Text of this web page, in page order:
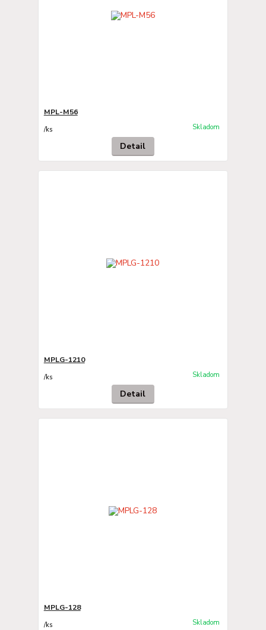
MPL-M56
/ks Skladom
Detail
MPLG-1210
/ks Skladom
Detail
MPLG-128
/ks Skladom